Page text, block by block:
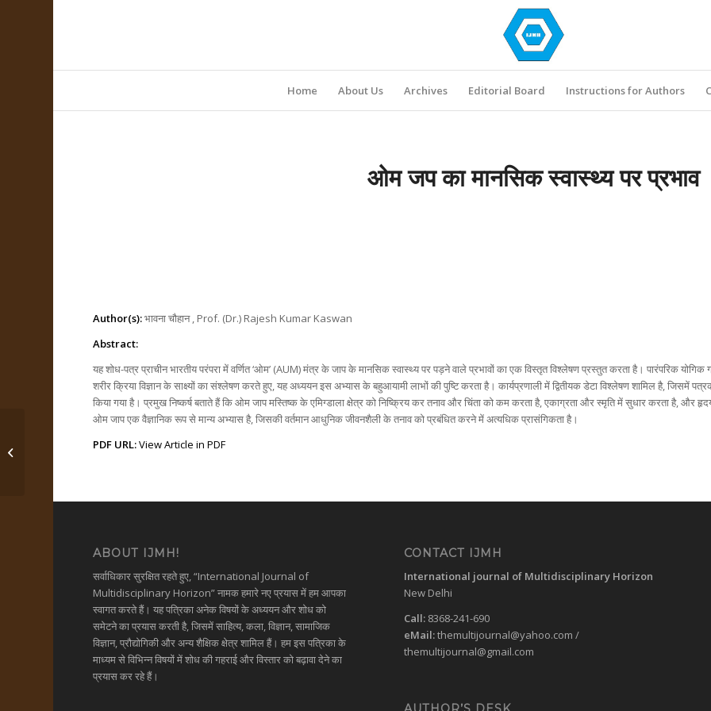
Home About Us Archives Editorial Board Instructions for Authors
ओम जप का मानसिक स्वास्थ्य पर प्रभाव
Author(s):भावना चौहान , Prof. (Dr.) Rajesh Kumar Kaswan
Abstract:
यह शोध-पत्र प्राचीन भारतीय परंपरा में वर्णित ‘ओम’ (AUM) मंत्र के जाप के मानसिक स्वास्थ्य पर पड़ने वाले प्रभावों का एक विस्तृत विश्लेषण प्रस्तुत करता है। पारंपरिक
शरीर क्रिया विज्ञान के साक्ष्यों का संश्लेषण करते हुए, यह अध्ययन इस अभ्यास के बहुआयामी लाभों की पुष्टि करता है। कार्यप्रणाली में द्वितीयक डेटा विश्लेषण शामिल है, जिसमें
किया गया है। प्रमुख निष्कर्ष बताते हैं कि ओम जाप मस्तिष्क के एमिग्डाला क्षेत्र को निष्क्रिय कर तनाव और चिंता को कम करता है, एकाग्रता और स्मृति में सुधार करता है, और
ओम जाप एक वैज्ञानिक रूप से मान्य अभ्यास है, जिसकी वर्तमान आधुनिक जीवनशैली के तनाव को प्रबंधित करने में अत्यधिक प्रासंगिकता है।
PDF URL:View Article in PDF
ABOUT IJMH!
सर्वाधिकार सुरक्षित रहते हुए, “International Journal of
Multidisciplinary Horizon” नामक हमारे नए प्रयास में हम आपका
स्वागत करते हैं। यह पत्रिका अनेक विषयों के अध्ययन और शोध को
समेटने का प्रयास करती है, जिसमें साहित्य, कला, विज्ञान, सामाजिक
विज्ञान, प्रौद्योगिकी और अन्य शैक्षिक क्षेत्र शामिल हैं। हम इस पत्रिका के
माध्यम से विभिन्न विषयों में शोध की गहराई और विस्तार को बढ़ावा देने का
प्रयास कर रहे हैं।
CONTACT IJMH
International journal of Multidisciplinary Horizon
New Delhi
Call: 8368-241-690
eMail:themultijournal@yahoo.com /
themultijournal@gmail.com
गोरक्ष संहिता और वशिष्ठ संहिता...